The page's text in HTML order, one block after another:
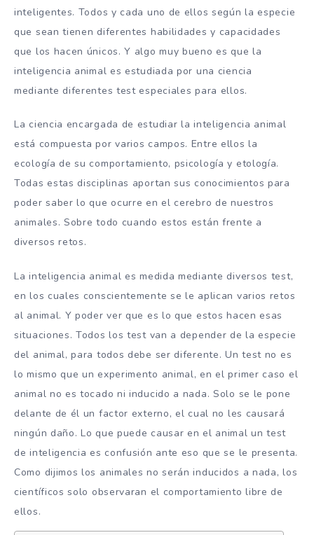
inteligentes. Todos y cada uno de ellos según la especie
que sean tienen diferentes habilidades y capacidades
que los hacen únicos. Y algo muy bueno es que la
inteligencia animal es estudiada por una ciencia
mediante diferentes test especiales para ellos.
La ciencia encargada de estudiar la inteligencia animal
está compuesta por varios campos. Entre ellos la
ecología de su comportamiento, psicología y etología.
Todas estas disciplinas aportan sus conocimientos para
poder saber lo que ocurre en el cerebro de nuestros
animales. Sobre todo cuando estos están frente a
diversos retos.
La inteligencia animal es medida mediante diversos test,
en los cuales conscientemente se le aplican varios retos
al animal. Y poder ver que es lo que estos hacen esas
situaciones. Todos los test van a depender de la especie
del animal, para todos debe ser diferente. Un test no es
lo mismo que un experimento animal, en el primer caso el
animal no es tocado ni inducido a nada. Solo se le pone
delante de él un factor externo, el cual no les causará
ningún daño. Lo que puede causar en el animal un test
de inteligencia es confusión ante eso que se le presenta.
Como dijimos los animales no serán inducidos a nada, los
científicos solo observaran el comportamiento libre de
ellos.